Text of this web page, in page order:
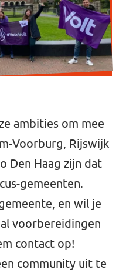
Holland Zuid
ambities om mee
Voorburg, Rijswijk
Den Haag zijn dat
gemeenten.
en wil je
voorbereidingen
contact op!
community uit te